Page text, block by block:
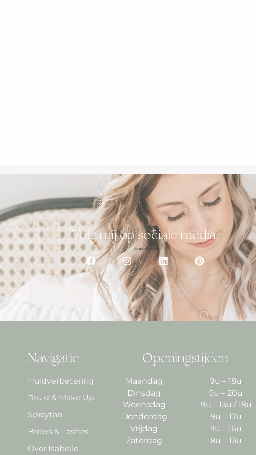
Volg mij op sociale media:
Navigatie
Huidverbetering
Bruid & Make Up
Spraytan
Brows & Lashes
Over Isabelle
Openingstijden
Maandag
Dinsdag
Woensdag
Donderdag
Vrijdag
Zaterdag
9u – 18u
9u – 20u
9u – 13u / 18u
9u – 17u
9u – 16u
8u – 13u